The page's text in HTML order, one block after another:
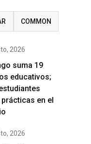
COMMON
2026
suma 19
educativos;
en el
2026